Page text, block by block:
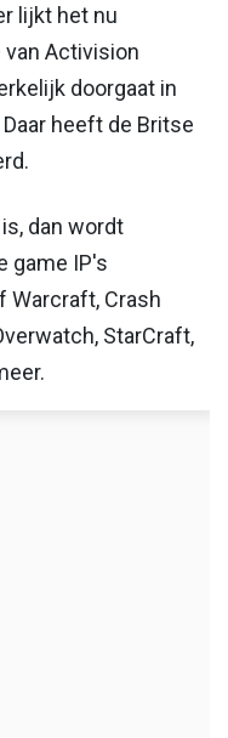
lijkt het nu
Activision
doorgaat in
heeft de Britse
dan wordt
game IP's
Warcraft, Crash
StarCraft,